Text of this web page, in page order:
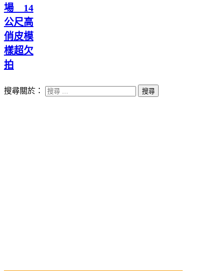
場 14
公尺高
俏皮模
樣超欠
拍
搜尋關於：